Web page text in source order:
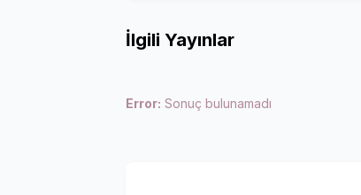
İlgili Yayınlar
Error: Sonuç bulunamadı